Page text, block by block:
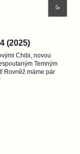
(2025)
Chibi, novou
Temným
Rovněž máme pár